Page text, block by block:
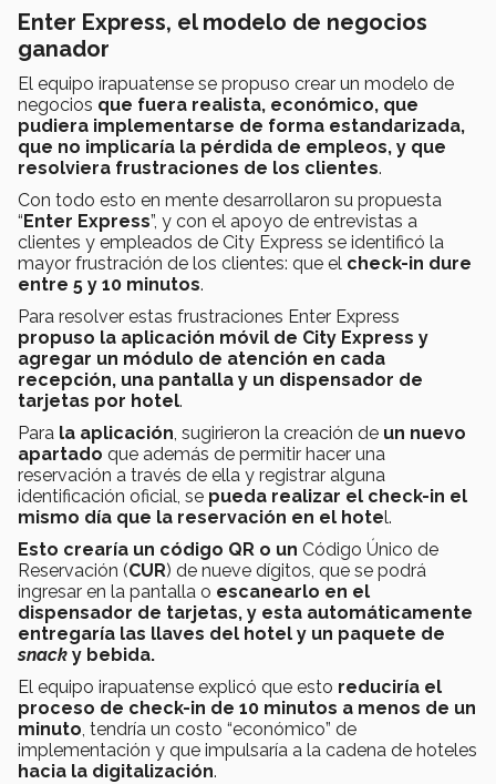
Enter Express, el modelo de negocios
ganador
El equipo irapuatense se propuso crear un modelo de
negocios que fuera realista, económico, que
pudiera implementarse de forma estandarizada,
que no implicaría la pérdida de empleos, y que
resolviera frustraciones de los clientes.
Con todo esto en mente desarrollaron su propuesta
“Enter Express”, y con el apoyo de entrevistas a
clientes y empleados de City Express se identificó la
mayor frustración de los clientes: que el check-in dure
entre 5 y 10 minutos.
Para resolver estas frustraciones Enter Express
propuso la aplicación móvil de City Express y
agregar un módulo de atención en cada
recepción, una pantalla y un dispensador de
tarjetas por hotel.
Para la aplicación, sugirieron la creación de un nuevo
apartado que además de permitir hacer una
reservación a través de ella y registrar alguna
identificación oficial, se pueda realizar el check-in el
mismo día que la reservación en el hotel.
Esto crearía un código QR o un Código Único de
Reservación (CUR) de nueve dígitos, que se podrá
ingresar en la pantalla o escanearlo en el
dispensador de tarjetas, y esta automáticamente
entregaría las llaves del hotel y un paquete de
snack y bebida.
El equipo irapuatense explicó que esto reduciría el
proceso de check-in de 10 minutos a menos de un
minuto, tendría un costo “económico” de
implementación y que impulsaría a la cadena de hoteles
hacia la digitalización.